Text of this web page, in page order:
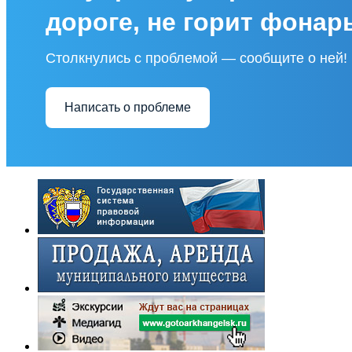
дороге, не горит
Столкнулись с проблемой — сообщите о ней!
Написать о проблеме